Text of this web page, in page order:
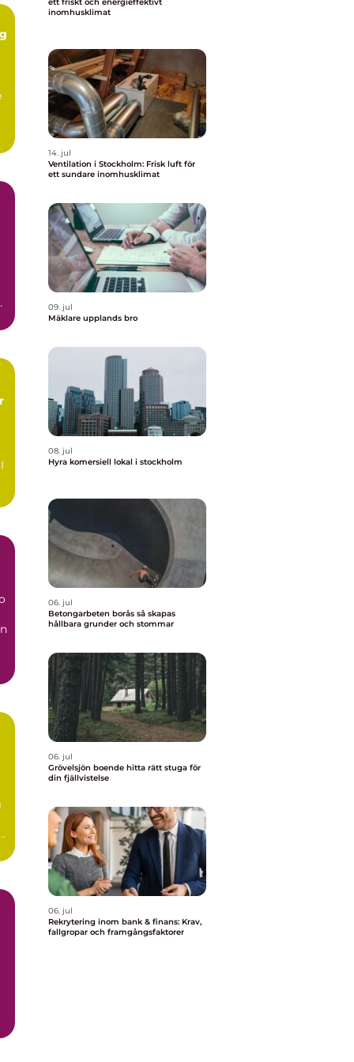
inomhusklimat
14. jul
Ventilation i Stockholm: Frisk luft för
ett sundare inomhusklimat
09. jul
Mäklare upplands bro
08. jul
Hyra komersiell lokal i stockholm
06. jul
Betongarbeten borås så skapas
hållbara grunder och stommar
06. jul
Grövelsjön boende hitta rätt stuga för
din fjällvistelse
06. jul
Rekrytering inom bank & finans: Krav,
fallgropar och framgångsfaktorer